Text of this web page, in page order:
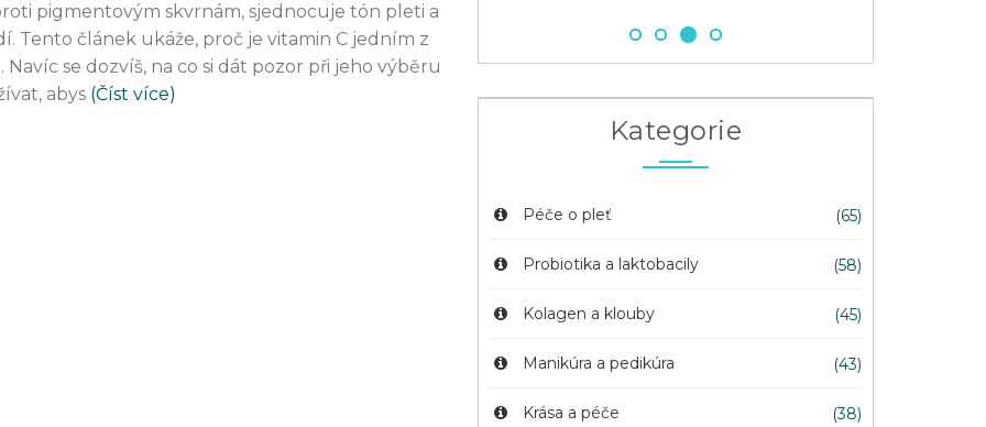
pigmentovým skvrnám, sjednocuje tón pleti a
Tento článek ukáže, proč je vitamin C jedním z
se dozvíš, na co si dát pozor při jeho výběru
abys (Číst více)
Kategorie
Péče o pleť (65)
Probiotika a laktobacily (58)
Kolagen a klouby (45)
Manikúra a pedikúra (43)
Krása a péče (38)